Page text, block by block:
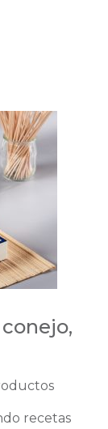
recetas